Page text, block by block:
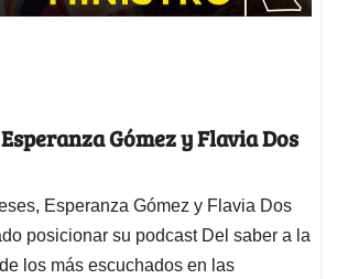
Gómez y Flavia Dos
Esperanza Gómez y Flavia Dos
posicionar su podcast Del saber a la
los más escuchados en las